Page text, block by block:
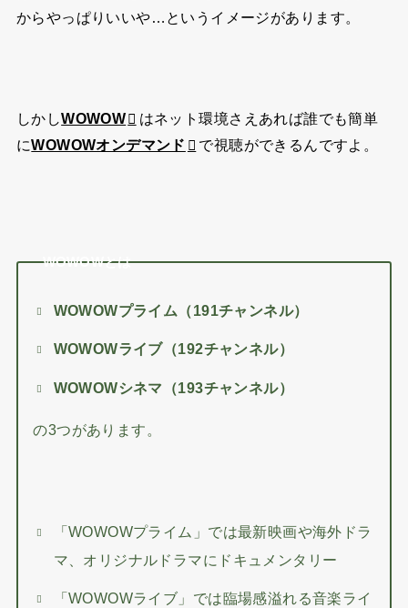
からやっぱりいいや…というイメージがあります。
しかしWOWOW
はネット環境さえあれば誰でも簡単
にWOWOWオンデマンド で視聴ができるんですよ。
WOWOWとは
WOWOWプライム（191チャンネル）
WOWOWライブ（192チャンネル）
WOWOWシネマ（193チャンネル）
の3つがあります。
「WOWOWプライム」では最新映画や海外ドラ
マ、オリジナルドラマにドキュメンタリー
「WOWOWライブ」では臨場感溢れる音楽ライ